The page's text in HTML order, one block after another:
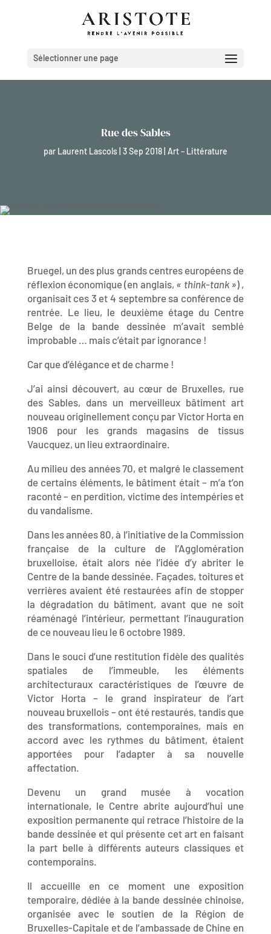
Sélectionner une page
Rue des Sables
par Laurent Lascols 3 Sep 2018 Art – Littérature
Bruegel, un des plus grands centres européens de
réflexion économique (en anglais, « think-tank ») ,
organisait ces 3 et 4 septembre sa conférence de
rentrée. Le lieu, le deuxième étage du Centre
Belge de la bande dessinée m’avait semblé
improbable … mais c’était par ignorance !
Car que d’élégance et de charme !
J’ai ainsi découvert, au cœur de Bruxelles, rue
des Sables, dans un merveilleux bâtiment art
nouveau originellement conçu par Victor Horta en
1906 pour les grands magasins de tissus
Vaucquez, un lieu extraordinaire.
Au milieu des années 70, et malgré le classement
de certains éléments, le bâtiment était – m’a t’on
raconté – en perdition, victime des intempéries et
du vandalisme.
Dans les années 80, à l’initiative de la Commission
française de la culture de l’Agglomération
bruxelloise, était alors née l’idée d’y abriter le
Centre de la bande dessinée. Façades, toitures et
verrières avaient été restaurées afin de stopper
la dégradation du bâtiment, avant que ne soit
réaménagé l’intérieur, permettant l’inauguration
de ce nouveau lieu le 6 octobre 1989.
Dans le souci d’une restitution fidèle des qualités
spatiales de l’immeuble, les éléments
architecturaux caractéristiques de l’œuvre de
Victor Horta – le grand inspirateur de l’art
nouveau bruxellois – ont été restaurés, tandis que
des transformations, contemporaines, mais en
accord avec les rythmes du bâtiment, étaient
apportées pour l’adapter à sa nouvelle
affectation.
Devenu un grand musée à vocation
internationale, le Centre abrite aujourd’hui une
exposition permanente qui retrace l’histoire de la
bande dessinée et qui présente cet art en faisant
la part belle à différents auteurs classiques et
contemporains.
Il accueille en ce moment une exposition
temporaire, dédiée à la bande dessinée chinoise,
organisée avec le soutien de la Région de
Bruxelles-Capitale et de l’ambassade de Chine en